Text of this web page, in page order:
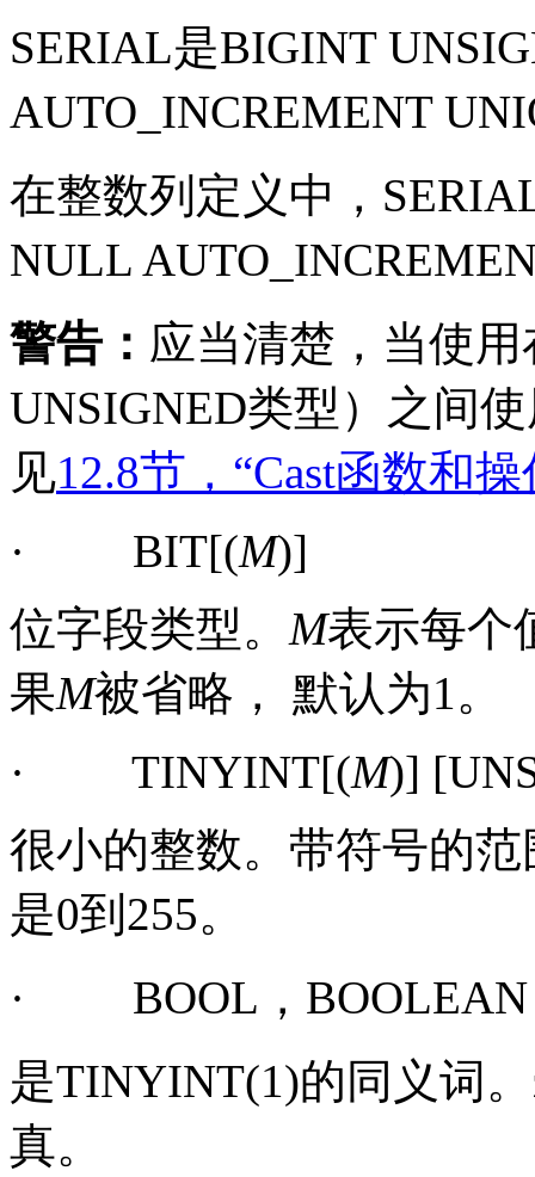
SERIAL是BIGINT
AUTO_INCREMENT
在整数列定义中，
NULL
警告： 应当清楚，当使
UNSIGNED类型）之间
见12.8节，“Cast函数和
·
BIT[(M)]
位字段类型。 M表示每个
果M被省略， 默认为1。
·
TINYINT[(M)]
很小的整数。带符号的范
是0到 255。
·
BOOL ， BOOLEAN
是TINYINT(1)的同义词。
真。